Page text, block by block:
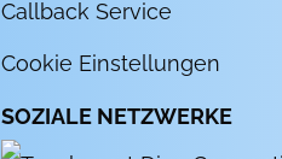
Callback Service
Cookie Einstellungen
SOZIALE NETZWERKE